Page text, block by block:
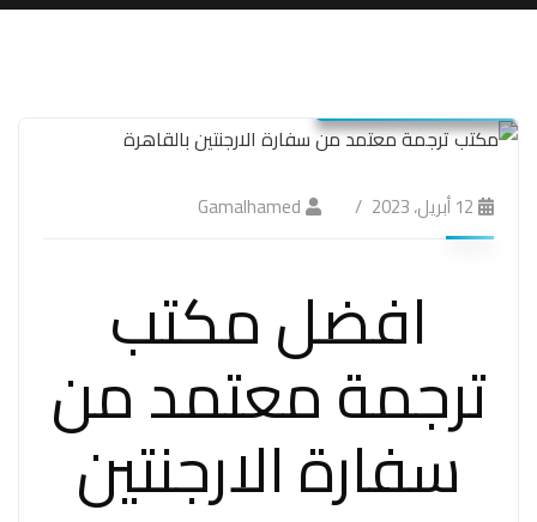
12 أبريل، 2023 Gamalhamed
افضل مكتب
ترجمة معتمد من
سفارة الارجنتين